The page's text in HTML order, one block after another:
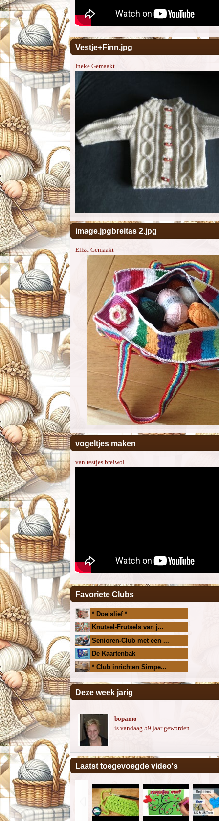
Vestje+Finn.jpg
Ineke Gemaakt
image.jpgbreitas 2.jpg
Eliza Gemaakt
vogeltjes maken
van restjes breiwol
Favoriete Clubs
* Doeislief *
Knutsel-Frutsels van j...
Senioren-Club met een ...
De Kaartenbak
* Club inrichten Simpe...
Deze week jarig
bopamo
is vandaag 59 jaar geworden
Laatst toegevoegde video's